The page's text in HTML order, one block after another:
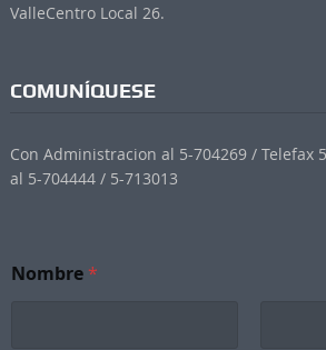
ValleCentro Local 26.
COMUNÍQUESE
Con Administracion al 5-704269 / Telefax
al 5-704444 / 5-713013
o
Nombre*